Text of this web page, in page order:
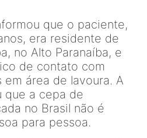
que o paciente,
era residente de
no Alto Paranaíba, e
de contato com
área de lavoura. A
que a cepa de
no Brasil não é
para pessoa.